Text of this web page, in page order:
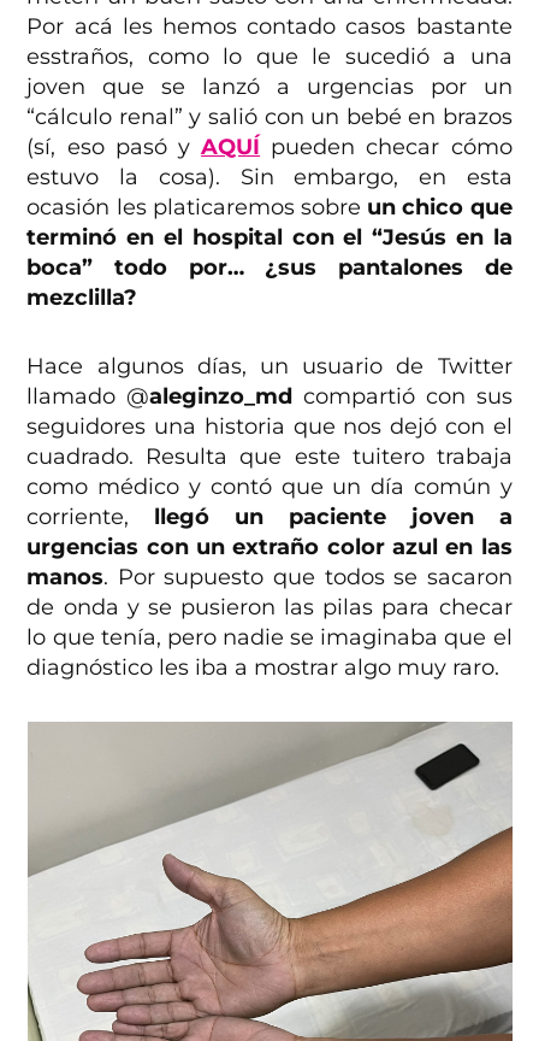
Por acá les hemos contado casos bastante
esstraños, como lo que le sucedió a una
joven que se lanzó a urgencias por un
“cálculo renal” y salió con un bebé en brazos
(sí, eso pasó yAQUÍ pueden checar cómo
estuvo la cosa). Sin embargo, en esta
ocasión les platicaremos sobre un chico que
terminó en el hospital con el “Jesús en la
boca” todo por… ¿sus pantalones de
mezclilla?
Hace algunos días, un usuario de Twitter
llamado @aleginzo_md compartió con sus
seguidores una historia que nos dejó con el
cuadrado. Resulta que este tuitero trabaja
como médico y contó que un día común y
corriente, llegó un paciente joven a
urgencias con un extraño color azul en las
manos. Por supuesto que todos se sacaron
de onda y se pusieron las pilas para checar
lo que tenía, pero nadie se imaginaba que el
diagnóstico les iba a mostrar algo muy raro.